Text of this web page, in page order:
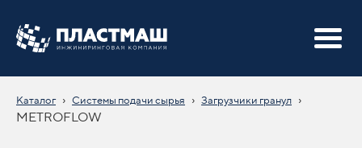
Каталог › Системы подачи сырья › Загрузчики гранул ›
METROFLOW